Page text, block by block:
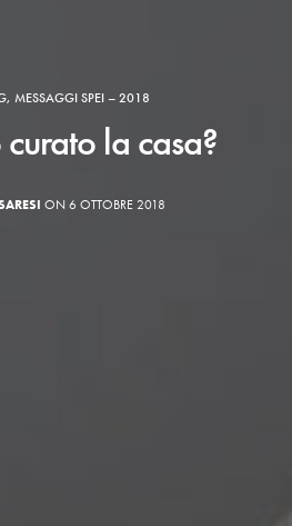
, MESSAGGI SPEI – 2018
la casa?
ON 6 OTTOBRE 2018